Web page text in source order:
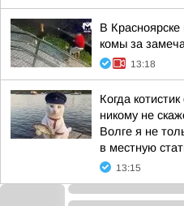
В
комы за
13:18
Когда
никому не
Волге я не
в местную
13:15